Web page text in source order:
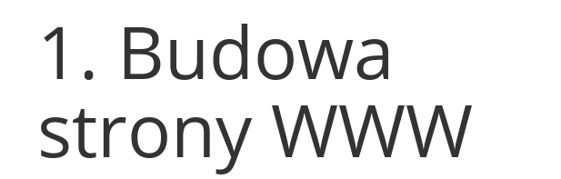
1. Budowa
strony WWW